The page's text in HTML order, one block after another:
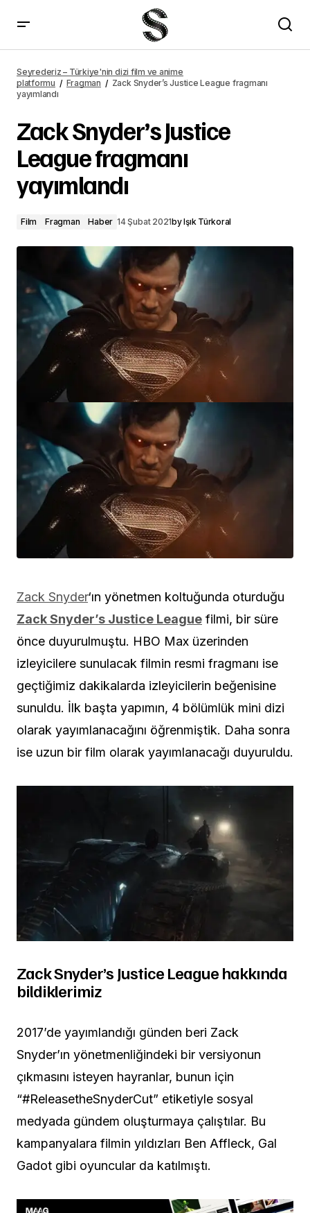
Seyrederiz – Türkiye'nin dizi film ve anime
platformu
Fragman
Zack Snyder’s Justice League fragmanı
yayımlandı
Zack Snyder’s Justice
League fragmanı
yayımlandı
Film Fragman Haber 14 Şubat 2021byIşık Türkoral
Zack Snyder‘ın yönetmen koltuğunda oturduğu
Zack Snyder’s Justice League filmi, bir süre
önce duyurulmuştu. HBO Max üzerinden
izleyicilere sunulacak filmin resmi fragmanı ise
geçtiğimiz dakikalarda izleyicilerin beğenisine
sunuldu. İlk başta yapımın, 4 bölümlük mini dizi
olarak yayımlanacağını öğrenmiştik. Daha sonra
ise uzun bir film olarak yayımlanacağı duyuruldu.
Zack Snyder’s Justice League hakkında
bildiklerimiz
2017’de yayımlandığı günden beri Zack
Snyder’ın yönetmenliğindeki bir versiyonun
çıkmasını isteyen hayranlar, bunun için
“#ReleasetheSnyderCut” etiketiyle sosyal
medyada gündem oluşturmaya çalıştılar. Bu
kampanyalara filmin yıldızları Ben Affleck, Gal
Gadot gibi oyuncular da katılmıştı.